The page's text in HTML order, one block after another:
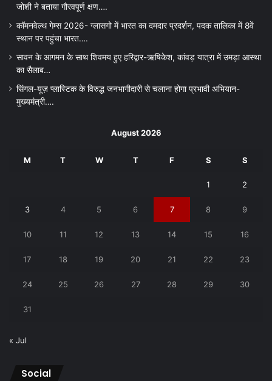
जोशी ने बताया गौरवपूर्ण क्षण….
कॉमनवेल्थ गेम्स 2026- ग्लासगो में भारत का दमदार प्रदर्शन, पदक तालिका में 8वें
स्थान पर पहुंचा भारत….
सावन के आगमन के साथ शिवमय हुए हरिद्वार-ऋषिकेश, कांवड़ यात्रा में उमड़ा आस्था
का सैलाब…
सिंगल-यूज़ प्लास्टिक के विरुद्ध जनभागीदारी से चलाना होगा प्रभावी अभियान-
मुख्यमंत्री….
August 2026
M T W T F S S
1 2
3 4 5 6 7 8 9
10 11 12 13 14 15 16
17 18 19 20 21 22 23
24 25 26 27 28 29 30
31
« Jul
Social